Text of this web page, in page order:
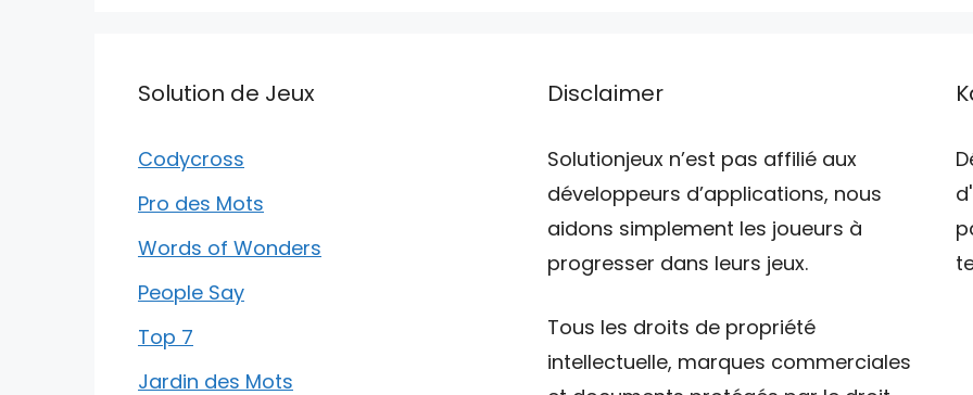
Solution de Jeux
Codycross
Pro des Mots
Words of Wonders
People Say
Top 7
Jardin des Mots
Disclaimer
Solutionjeux n’est pas affilié aux
développeurs d’applications, nous
aidons simplement les joueurs à
progresser dans leurs jeux.
Tous les droits de propriété
intellectuelle, marques commerciales